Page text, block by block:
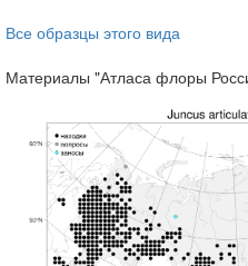
Все образцы этого вида
Материалы "Атласа флоры